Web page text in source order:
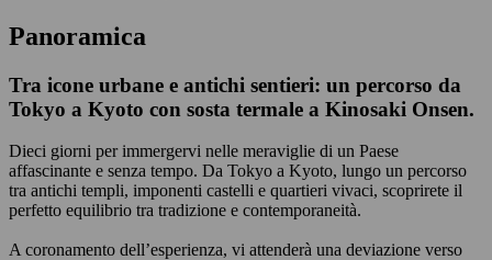
Panoramica
Tra icone urbane e antichi sentieri: un percorso da
Tokyo a Kyoto con sosta termale a Kinosaki Onsen.
Dieci giorni per immergervi nelle meraviglie di un Paese
affascinante e senza tempo. Da Tokyo a Kyoto, lungo un percorso
tra antichi templi, imponenti castelli e quartieri vivaci, scoprirete il
perfetto equilibrio tra tradizione e contemporaneità.
A coronamento dell’esperienza, vi attenderà una deviazione verso